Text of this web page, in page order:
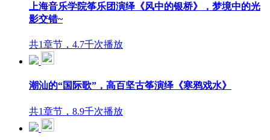
上海音乐学院筝乐团演绎《风中的银桥》，梦境中的光
影交错~
共1章节，4.7千次播放
潮汕的“国际歌”，高百坚古筝演绎《寒鸦戏水》
共1章节，8.9千次播放